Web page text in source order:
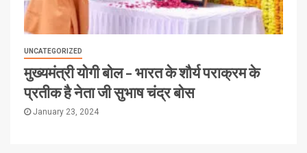
UNCATEGORIZED
मुख्यमंत्री योगी बोल – भारत के शौर्य पराक्रम के
प्रतीक है नेता जी सुभाष चंद्र बोस
January 23, 2024